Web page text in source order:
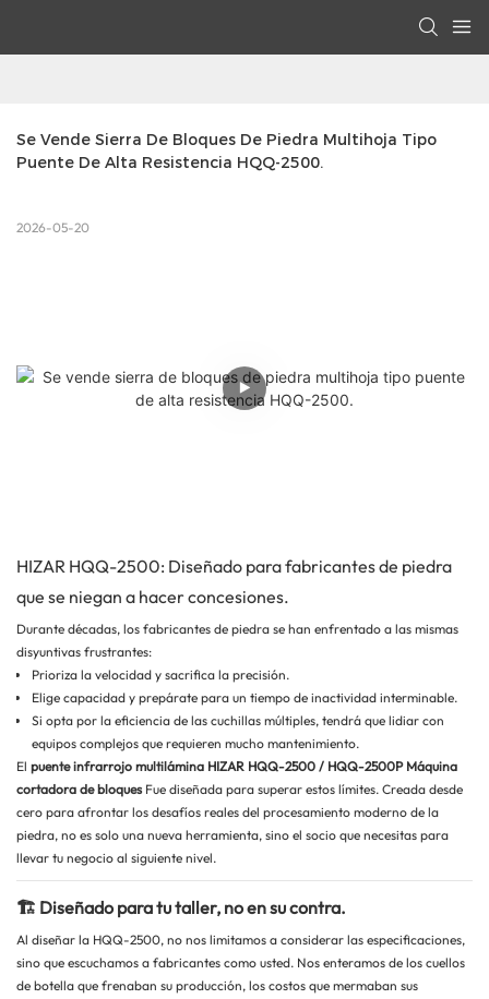
Se Vende Sierra De Bloques De Piedra Multihoja Tipo
Puente De Alta Resistencia HQQ-2500.
2026-05-20
HIZAR HQQ-2500: Diseñado para fabricantes de piedra
que se niegan a hacer concesiones.
Durante décadas, los fabricantes de piedra se han enfrentado a las mismas
disyuntivas frustrantes:
Prioriza la velocidad y sacrifica la precisión.
Elige capacidad y prepárate para un tiempo de inactividad interminable.
Si opta por la eficiencia de las cuchillas múltiples, tendrá que lidiar con
equipos complejos que requieren mucho mantenimiento.
El puente infrarrojo multilámina HIZAR HQQ-2500 / HQQ-2500PMáquina
cortadora de bloquesFue diseñada para superar estos límites. Creada desde
cero para afrontar los desafíos reales del procesamiento moderno de la
piedra, no es solo una nueva herramienta, sino el socio que necesitas para
llevar tu negocio al siguiente nivel.
🏗️ Diseñado para tu taller, no en su contra.
Al diseñar la HQQ-2500, no nos limitamos a considerar las especificaciones,
sino que escuchamos a fabricantes como usted. Nos enteramos de los cuellos
de botella que frenaban su producción, los costos que mermaban sus